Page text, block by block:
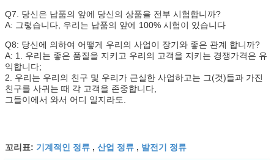
Q7. 당신은 납품의 앞에 당신의 상품을 전부 시험합니까?
A: 그렇습니다, 우리는 납품의 앞에 100% 시험이 있습니다
Q8: 당신에 의하여 어떻게 우리의 사업이 장기와 좋은 관계 합니까?
A: 1. 우리는 좋은 품질을 지키고 우리의 고객을 지키는 경쟁가격은 유
익합니다;
2. 우리는 우리의 친구 및 우리가 근실한 사업하고는 그(것)들과 가진
친구를 사귀는 때 각 고객을 존중합니다,
그들이에서 와서 어디 일지라도.
꼬리표: 기계적인 정류 , 산업 정류 , 발전기 정류